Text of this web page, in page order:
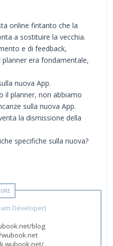
online fintanto che la
a sostituire la vecchia.
e di feedback,
era fondamentale,
nuova App.
il planner, non abbiamo
sulla nuova App.
la dismissione della
specifiche sulla nuova?
Developer)
blog